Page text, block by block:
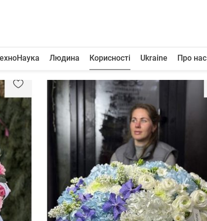
Людина Корисності Ukraine Про нас